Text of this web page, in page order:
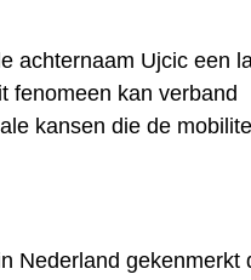
achternaam Ujcic een
fenomeen kan verband
kansen die de
Nederland gekenmerkt